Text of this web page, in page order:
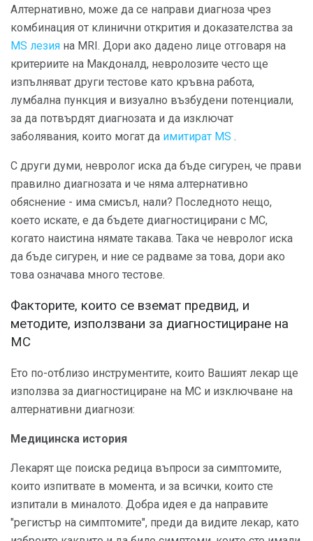
Алтернативно, може да се направи диагноза чрез
комбинация от клинични открития и доказателства за
MS лезия на MRI. Дори ако дадено лице отговаря на
критериите на Макдоналд, невролозите често ще
изпълняват други тестове като кръвна работа,
лумбална пункция и визуално възбудени потенциали,
за да потвърдят диагнозата и да изключат
заболявания, които могат да имитират MS .
С други думи, невролог иска да бъде сигурен, че прави
правилно диагнозата и че няма алтернативно
обяснение - има смисъл, нали? Последното нещо,
което искате, е да бъдете диагностицирани с МС,
когато наистина нямате такава. Така че невролог иска
да бъде сигурен, и ние се радваме за това, дори ако
това означава много тестове.
Факторите, които се вземат предвид, и
методите, използвани за диагностициране на
МС
Ето по-отблизо инструментите, които Вашият лекар ще
използва за диагностициране на МС и изключване на
алтернативни диагнози:
Медицинска история
Лекарят ще поиска редица въпроси за симптомите,
които изпитвате в момента, и за всички, които сте
изпитали в миналото. Добра идея е да направите
"регистър на симптомите", преди да видите лекар, като